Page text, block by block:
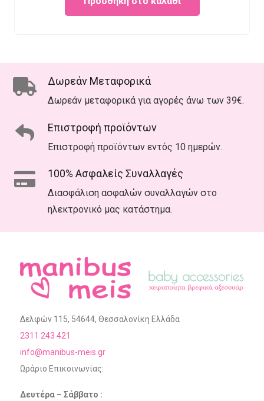
was:
€25.00.
is:
€18.00.
Δωρεάν Μεταφορικά
Δωρεάν μεταφορικά για αγορές άνω των 39€.
Επιστροφή προϊόντων
Επιστροφή προϊόντων εντός 10 ημερών.
100% Ασφαλείς Συναλλαγές
Διασφάλιση ασφαλών συναλλαγών στο
ηλεκτρονικό μας κατάστημα.
Δελφών 115, 54644, Θεσσαλονίκη Ελλάδα
2311 243 421
info@manibus-meis.gr
Ωράριο Επικοινωνίας:
Δευτέρα – Σάββατο :